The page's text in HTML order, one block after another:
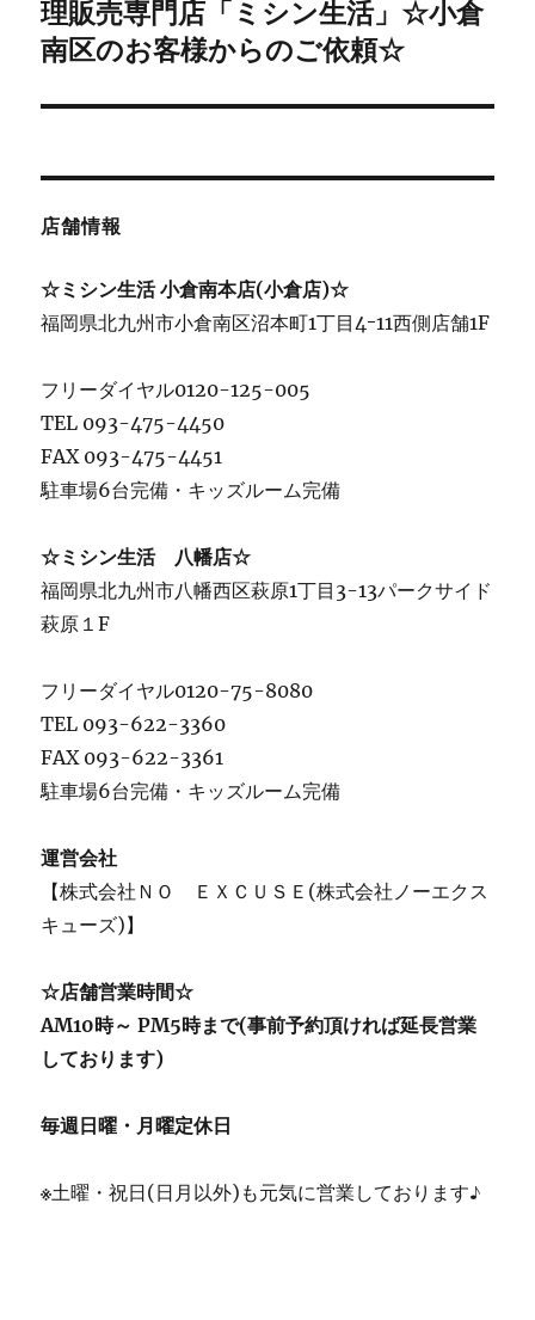
理販売専門店「ミシン生活」☆小倉
南区のお客様からのご依頼☆
店舗情報
☆ミシン生活 小倉南本店(小倉店)☆
福岡県北九州市小倉南区沼本町1丁目4ｰ11西側店舗1F
フリーダイヤル0120-125-005
TEL 093-475-4450
FAX 093-475-4451
駐車場6台完備・キッズルーム完備
☆ミシン生活 八幡店☆
福岡県北九州市八幡西区萩原1丁目3-13パークサイド
萩原１F
フリーダイヤル0120-75-8080
TEL 093-622-3360
FAX 093-622-3361
駐車場6台完備・キッズルーム完備
運営会社
【株式会社ＮＯ ＥＸＣＵＳＥ(株式会社ノーエクス
キューズ)】
☆店舗営業時間☆
AM10時～ PM5時まで(事前予約頂ければ延長営業
しております)
毎週日曜・月曜定休日
※土曜・祝日(日月以外)も元気に営業しております♪